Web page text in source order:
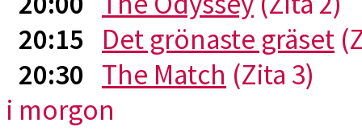
20:15 Det grönaste gräset
20:30 The Match (Zita 3)
i morgon